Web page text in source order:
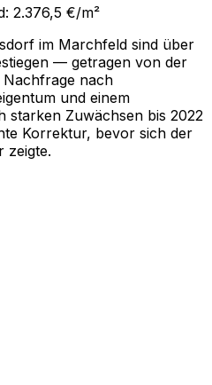
2.376,5 €/m²
im Marchfeld sind über
— getragen von der
nach
und einem
starken Zuwächsen bis 2022
Korrektur, bevor sich der
zeigte.